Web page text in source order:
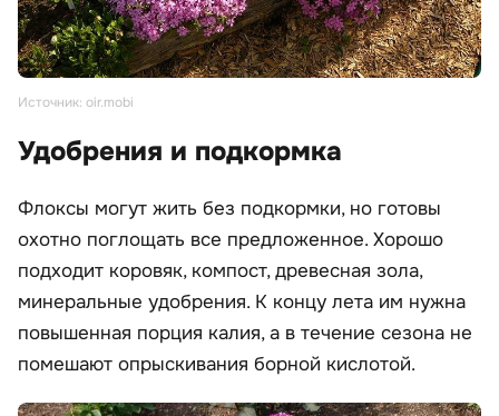
Источник: oir.mobi
Удобрения и подкормка
Флоксы могут жить без подкормки, но готовы
охотно поглощать все предложенное. Хорошо
подходит коровяк, компост, древесная зола,
минеральные удобрения. К концу лета им нужна
повышенная порция калия, а в течение сезона не
помешают опрыскивания борной кислотой.